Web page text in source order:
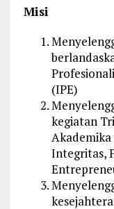
Misi
(IPE)
kegiatan
Integritas,